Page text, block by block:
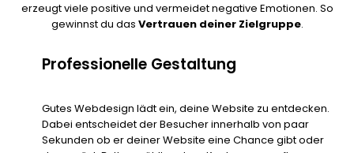
erzeugt viele positive und vermeidet negative Emotionen. So
gewinnst du das Vertrauen deiner Zielgruppe.
Professionelle Gestaltung
Gutes Webdesign lädt ein, deine Website zu entdecken.
Dabei entscheidet der Besucher innerhalb von paar
Sekunden ob er deiner Website eine Chance gibt oder